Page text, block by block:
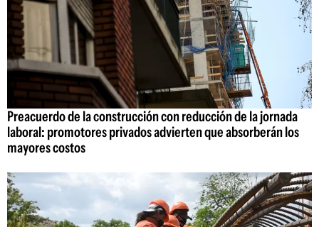
Preacuerdo de la construcción con reducción de la jornada
laboral: promotores privados advierten que absorberán los
mayores costos